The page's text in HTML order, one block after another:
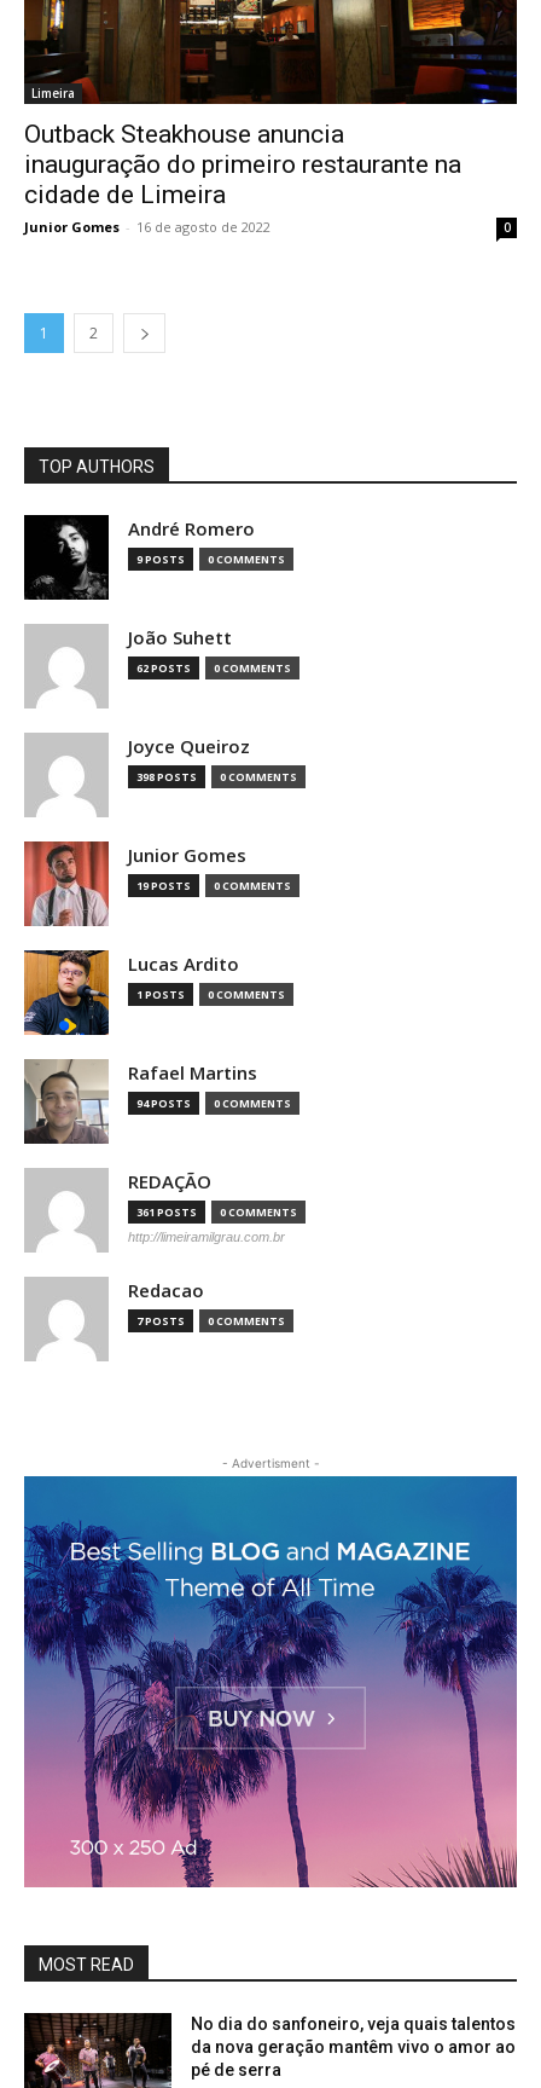
Limeira
Outback Steakhouse anuncia
inauguração do primeiro restaurante na
cidade de Limeira
Junior Gomes - 16 de agosto de 2022 0
1 2
TOP AUTHORS
André Romero
9 POSTS 0 COMMENTS
João Suhett
62 POSTS 0 COMMENTS
Joyce Queiroz
398 POSTS 0 COMMENTS
Junior Gomes
19 POSTS 0 COMMENTS
Lucas Ardito
1 POSTS 0 COMMENTS
Rafael Martins
94 POSTS 0 COMMENTS
REDAÇÃO
361 POSTS 0 COMMENTS
http://limeiramilgrau.com.br
Redacao
7 POSTS 0 COMMENTS
- Advertisment -
MOST READ
No dia do sanfoneiro, veja quais talentos
da nova geração mantêm vivo o amor ao
pé de serra